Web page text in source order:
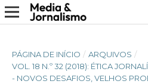
PÁGINA DE INÍCIO / ARQUIVOS /
VOL. 18 N.º 32 (2018): ÉTICA
- NOVOS DESAFIOS, VELHOS